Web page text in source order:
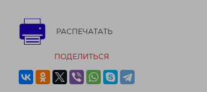
РАСПЕЧАТАТЬ
ПОДЕЛИТЬСЯ